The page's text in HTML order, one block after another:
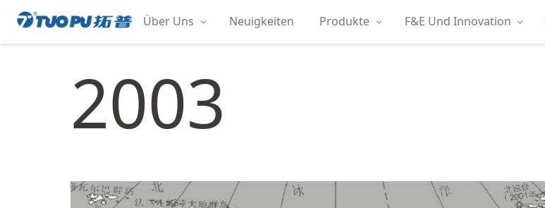
Zum
Inhalt
springen
拓
普
Über Uns Neuigkeiten Produkte F&E Und Innovation
2003